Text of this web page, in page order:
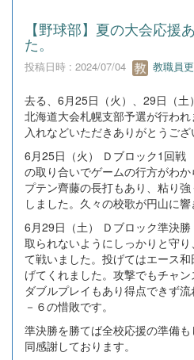
【野球部】夏の大会応援
た。
投稿日時 : 2024/07/04 教職員
去る、6月25日（火）、29日（
北海道大会札幌支部予選が行わ
入れなどいただきありがとうござ
6月25日（火） Ｄブロック1回
の取り合いでゲームの行方がわ
プテン齊藤の長打もあり、粘り
しました。久々の校歌が円山に響
6月29日（土） Ｄブロック準決
取られないようにしっかりと守
て戦いました。投げてはエース
げてくれました。攻撃でもチャ
ダブルプレイもあり得点できず
－６の惜敗です。
準決勝を勝てば全校応援の準備
同感謝しております。